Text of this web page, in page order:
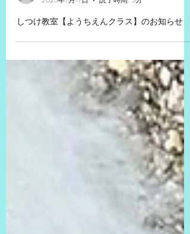
2023年7月17日
読了時間: 3分
しつけ教室【ようちえんクラス】のお知らせ